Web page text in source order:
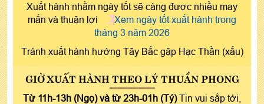
Xuất hành nhằm ngày tốt sẽ càng được nhiều may
mắn và thuận lợi
Xem ngày tốt xuất hành trong
tháng 3 năm 2026
Tránh xuất hành hướng Tây Bắc gặp Hạc Thần (xấu)
GIỜ XUẤT HÀNH THEO LÝ THUẦN PHONG
Từ 11h-13h (Ngọ) và từ 23h-01h (Tý) Tin vui sắp tới,